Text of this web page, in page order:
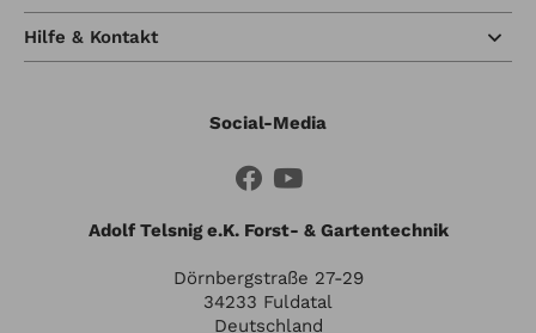
Hilfe & Kontakt
Social-Media
Adolf Telsnig e.K. Forst- & Gartentechnik
Dörnbergstraße 27-29
34233 Fuldatal
Deutschland